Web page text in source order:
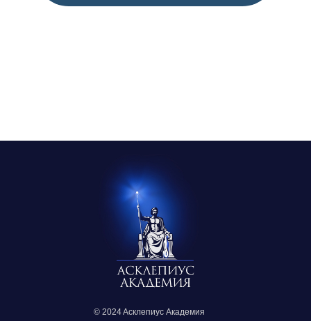
© 2024 Aсклепиус Академия